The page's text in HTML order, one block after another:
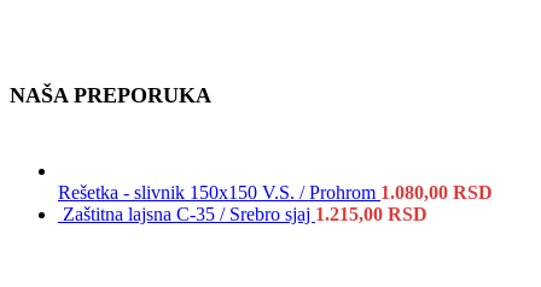
NAŠA PREPORUKA
Rešetka - slivnik 150x150 V.S. / Prohrom 1.080,00 RSD
Zaštitna lajsna C-35 / Srebro sjaj 1.215,00 RSD